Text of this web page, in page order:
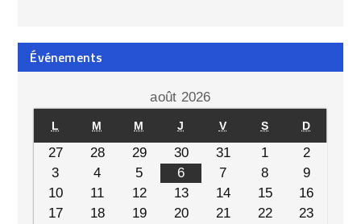
Événements
août 2026
L M M J V S D
27 28 29 30 31 1
2
3
4 5 6 7 8
9
10
11 12 13 14 15
16
17
18 19 20 21 22
23